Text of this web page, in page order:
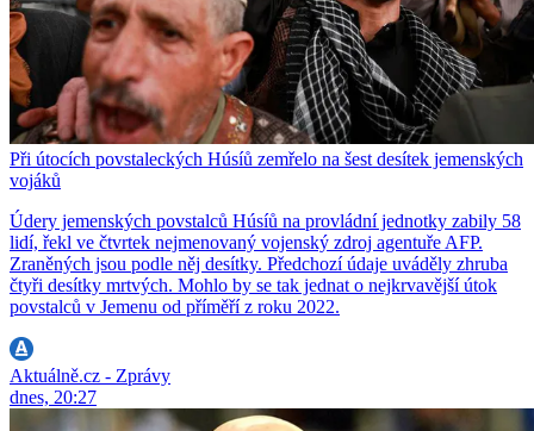
Při útocích povstaleckých Húsíů zemřelo na šest desítek jemenských
vojáků
Údery jemenských povstalců Húsíů na provládní jednotky zabily 58
lidí, řekl ve čtvrtek nejmenovaný vojenský zdroj agentuře AFP.
Zraněných jsou podle něj desítky. Předchozí údaje uváděly zhruba
čtyři desítky mrtvých. Mohlo by se tak jednat o nejkrvavější útok
povstalců v Jemenu od příměří z roku 2022.
Aktuálně.cz - Zprávy
dnes, 20:27